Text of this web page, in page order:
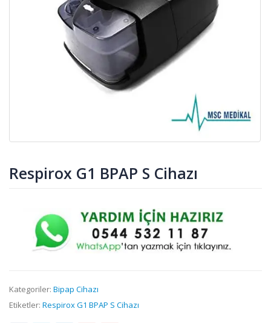
Respirox G1 BPAP S Cihazı
Kategoriler: Bipap Cihazı
Etiketler: Respirox G1 BPAP S Cihazı